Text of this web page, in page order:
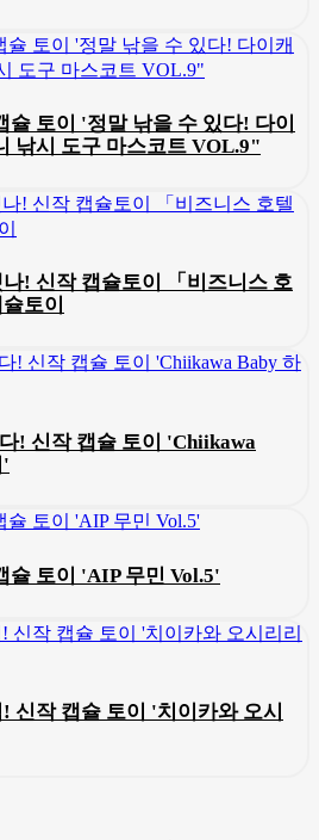
토이 '정말 낚을 수 있다! 다이
낚시 도구 마스코트 VOL.9"
! 신작 캡슐토이 「비즈니스 호
토이
! 신작 캡슐 토이 'Chiikawa
'
슐 토이 'AIP 무민 Vol.5'
신작 캡슐 토이 '치이카와 오시